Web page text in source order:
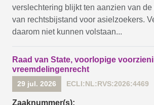
verslechtering blijkt ten aanzien van
van rechtsbijstand voor asielzoekers.
daarom niet kunnen volstaan...
Raad van State, voorlopige
vreemdelingenrecht
29 jul. 2026 ECLI:NL:RVS:2026:4469
Zaaknummer(s):